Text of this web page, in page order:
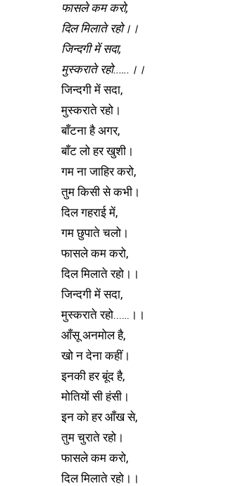
फासले कम करो,
दिल मिलाते रहो।।
जिन्दगी में सदा,
मुस्कराते रहो..….।।
जिन्दगी में सदा,
मुस्कराते रहो।
बाँटना है अगर,
बाँट लो हर खुशी।
गम ना जाहिर करो,
तुम किसी से कभी।
दिल गहराई में,
गम छुपाते चलो।
फासले कम करो,
दिल मिलाते रहो।।
जिन्दगी में सदा,
मुस्कराते रहो..….।।
आँसू अनमोल है,
खो न देना कहीं।
इनकी हर बूंद है,
मोतियों सी हंसी।
इन को हर आँख से,
तुम चुराते रहो।
फासले कम करो,
दिल मिलाते रहो।।